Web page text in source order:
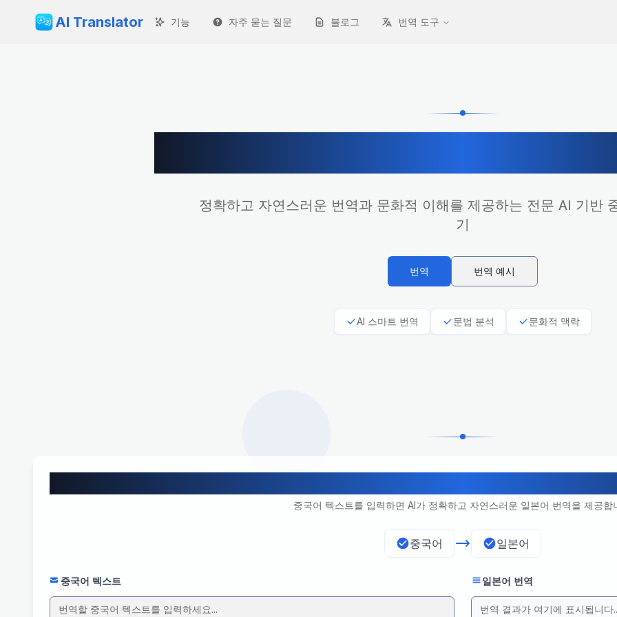
AI Translator 기능 자주 묻는 질문 블로그 번역 도구
정확하고 자연스러운 번역과 문화적 이해를 제공하는 전문 AI 기반
기
번역 번역 예시
AI 스마트 번역 문법 분석 문화적 맥락
중국어 텍스트를 입력하면 AI가 정확하고 자연스러운 일본어 번역을 제공합
중국어 일본어
중국어 텍스트 일본어 번역